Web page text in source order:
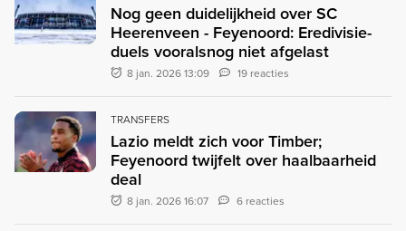
Nog geen duidelijkheid over SC
Heerenveen - Feyenoord: Eredivisie-
duels vooralsnog niet afgelast
8 jan. 2026 13:09 19 reacties
TRANSFERS
Lazio meldt zich voor Timber;
Feyenoord twijfelt over haalbaarheid
deal
8 jan. 2026 16:07 6 reacties